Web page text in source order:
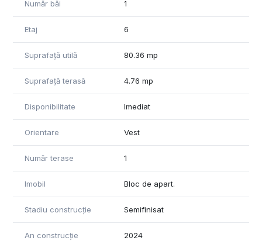
- Sănătate și educație pe alese;
- Școli, grădinițe, clinici medicale în zonă;
- Business, shopping și socializare;
- Coresi Shopping Resort & Coresi Street, hypermarketul
Auchan deținând peste 200 de magazine;
- Centru educațional și afterschool dedicat comunității.
Prețul se referă la achitarea integrală 100%.
🅿️🚗Parcare Exterioară 15 000 EUR + 21%TVA
📞 Nu ratați această oportunitate! Contactați-ne pentru mai
multe detalii sau o vizionare!
Număr băi 1
Etaj 6
Suprafață utilă 80.36 mp
Suprafață terasă 4.76 mp
Disponibilitate Imediat
Orientare Vest
Număr terase 1
Imobil Bloc de apart.
Stadiu construcție Semifinisat
An construcție 2024